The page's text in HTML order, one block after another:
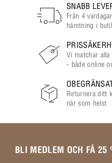
SNABB
Från 4
hämtning i
Vi matchar
- både online
Returnera ditt
när som helst
BLI MEDLEM OCH FÅ 25